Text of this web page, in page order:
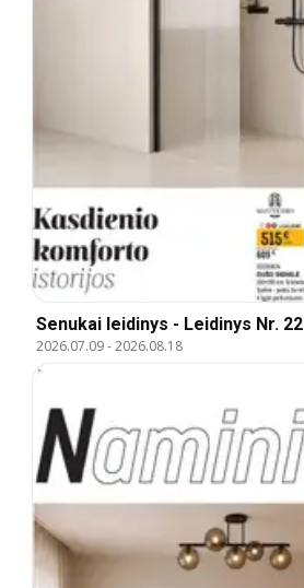
Senukai leidinys - Leidinys Nr. 22
2026.07.09-2026.08.18